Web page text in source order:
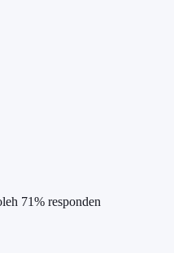
71% responden